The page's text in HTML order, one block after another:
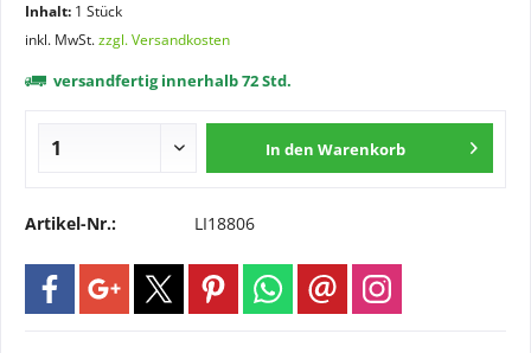
Inhalt: 1 Stück
inkl. MwSt.zzgl. Versandkosten
versandfertig innerhalb 72 Std.
In den Warenkorb
Artikel-Nr.: LI18806